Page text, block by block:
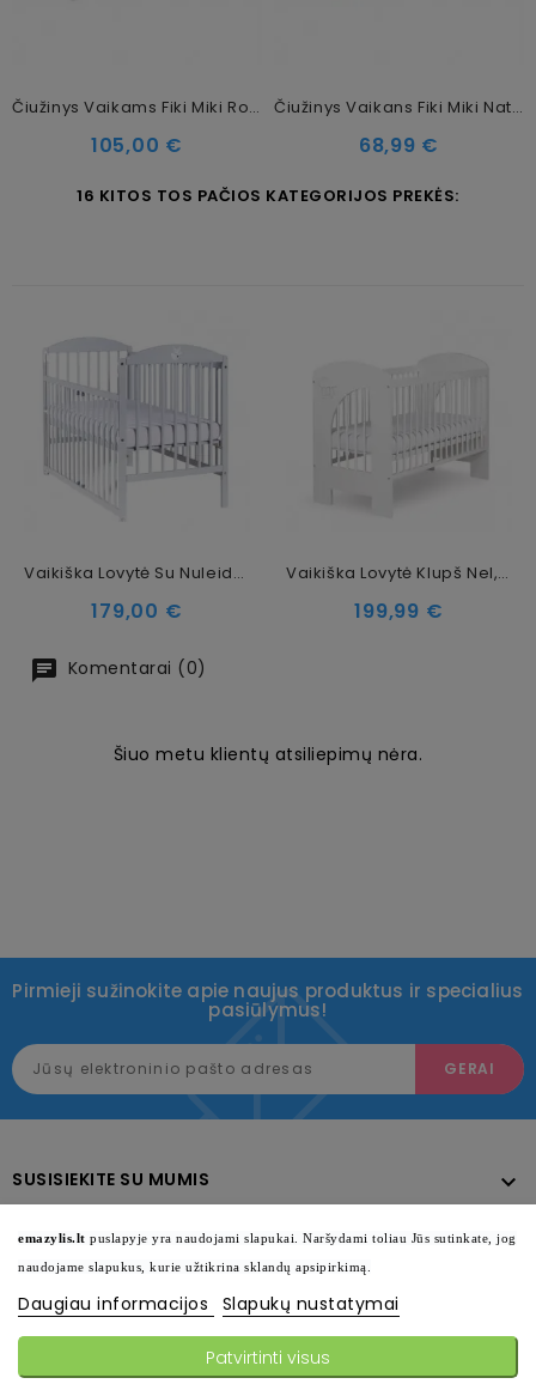
Čiužinys Vaikams Fiki Miki Royal Dreams Odeo, 120 X 60 Cm (11 Cm)
Kaina
105,00 €
Čiužinys Vaikans Fiki Miki Natura Baby Komfort Line, 120 X 60 Cm (8 Cm)
Kaina
68,99 €
16 KITOS TOS PAČIOS KATEGORIJOS PREKĖS:
Vaikiška Lovytė Su Nuleidžiamu Šonu Drewex Fox Pilka, 120x60cm
Kaina
179,00 €
Vaikiška Lovytė Klupš Nel, 120x60 Cm
Kaina
199,99 €
Komentarai (0)
Šiuo metu klientų atsiliepimų nėra.
Pirmieji sužinokite apie naujus produktus ir specialius
pasiūlymus!
SUSISIEKITE SU MUMIS 

INFORMACIJA
SEKITE MUS
emazylis.lt puslapyje yra naudojami slapukai. Naršydami toliau Jūs sutinkate, jog
naudojame slapukus, kurie užtikrina sklandų apsipirkimą.
Daugiau informacijos Slapukų nustatymai
Patvirtinti visus